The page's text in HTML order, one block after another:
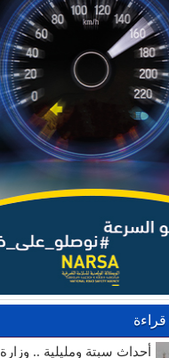
قراءة
أحداث سبتة ومليلية .. وزارة